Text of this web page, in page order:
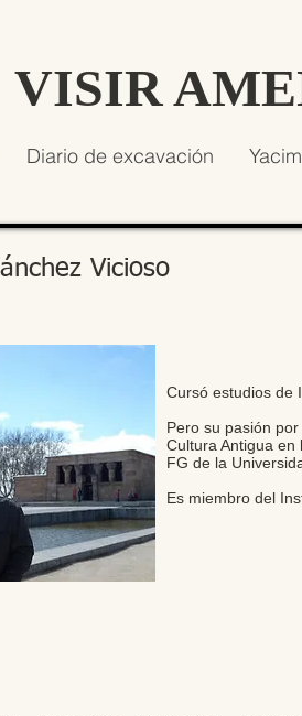
VISIR
Diario de excavación
Vicioso
Cursó estudios de
Pero su pasión
Cultura Antigua en
FG de la
Es miembro del